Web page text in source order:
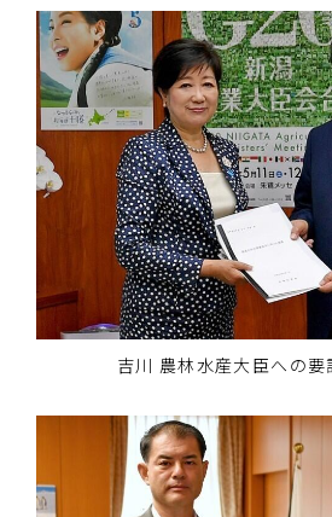
吉川 農林水産大臣への